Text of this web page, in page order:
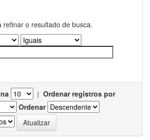
refinar o resultado de busca.
| Ordenar registros por
Ordenar